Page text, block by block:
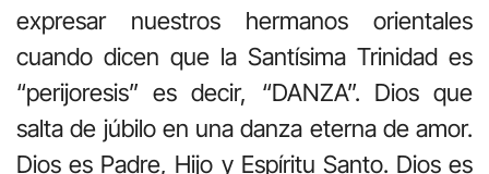
expresar nuestros hermanos orientales
cuando dicen que la Santísima Trinidad es
“perijoresis” es decir, “DANZA”. Dios que
salta de júbilo en una danza eterna de amor.
Dios es Padre, Hijo y Espíritu Santo. Dios es